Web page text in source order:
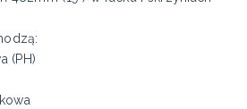
(PH)